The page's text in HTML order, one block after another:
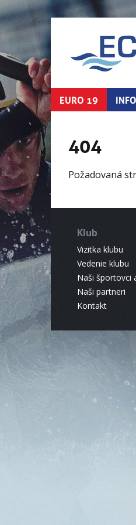
EURO 19 INFO
404
Požadovaná
Klub
Vizitka klubu
Vedenie klubu
Naši športovci
Naši partneri
Kontakt